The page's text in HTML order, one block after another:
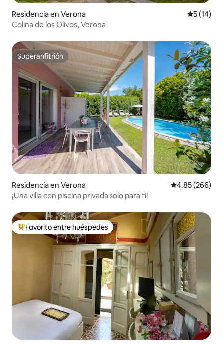
Residencia en Verona
5 (14)
Colina de los Olivos, Verona
Superanfitrión
Superanfitrión
Residencia en Verona Calificación
4.85 (266)
¡Una villa con piscina privada solo para ti!
De los mejores en Favorito entre huéspedes
Favorito entre huéspedes